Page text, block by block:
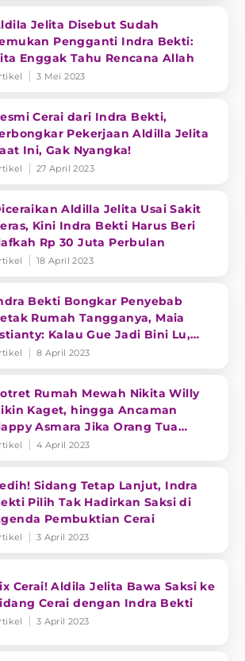
Jelita Disebut Sudah
Pengganti Indra Bekti:
Enggak Tahu Rencana Allah
3 Mei 2023
Cerai dari Indra Bekti,
Pekerjaan Aldilla Jelita
Ini, Gak Nyangka!
27 April 2023
Aldilla Jelita Usai Sakit
Kini Indra Bekti Harus Beri
Rp 30 Juta Perbulan
18 April 2023
Bekti Bongkar Penyebab
Rumah Tangganya, Maia
Kalau Gue Jadi Bini Lu,
Cerai8 April 2023
Rumah Mewah Nikita Willy
Kaget, hingga Ancaman
Asmara Jika Orang Tua
4 April 2023
Sidang Tetap Lanjut, Indra
Pilih Tak Hadirkan Saksi di
Pembuktian Cerai
3 April 2023
Cerai! Aldila Jelita Bawa Saksi ke
Cerai dengan Indra Bekti
3 April 2023